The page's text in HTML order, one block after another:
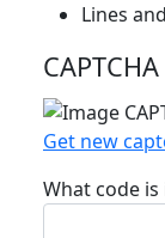
Lines
CAPTCHA
Get new
What code